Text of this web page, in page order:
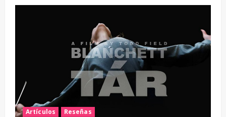
Artículos Reseñas